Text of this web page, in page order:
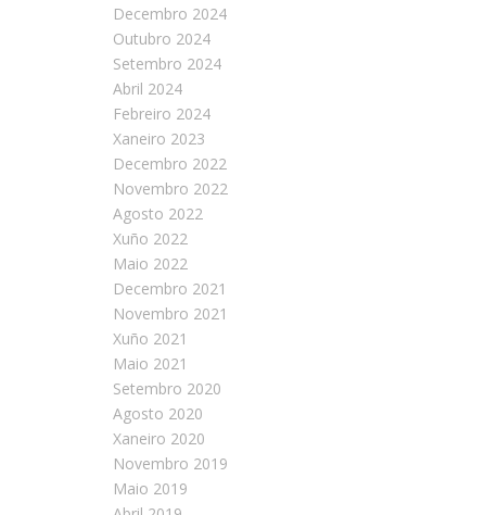
Decembro 2024
Outubro 2024
Setembro 2024
Abril 2024
Febreiro 2024
Xaneiro 2023
Decembro 2022
Novembro 2022
Agosto 2022
Xuño 2022
Maio 2022
Decembro 2021
Novembro 2021
Xuño 2021
Maio 2021
Setembro 2020
Agosto 2020
Xaneiro 2020
Novembro 2019
Maio 2019